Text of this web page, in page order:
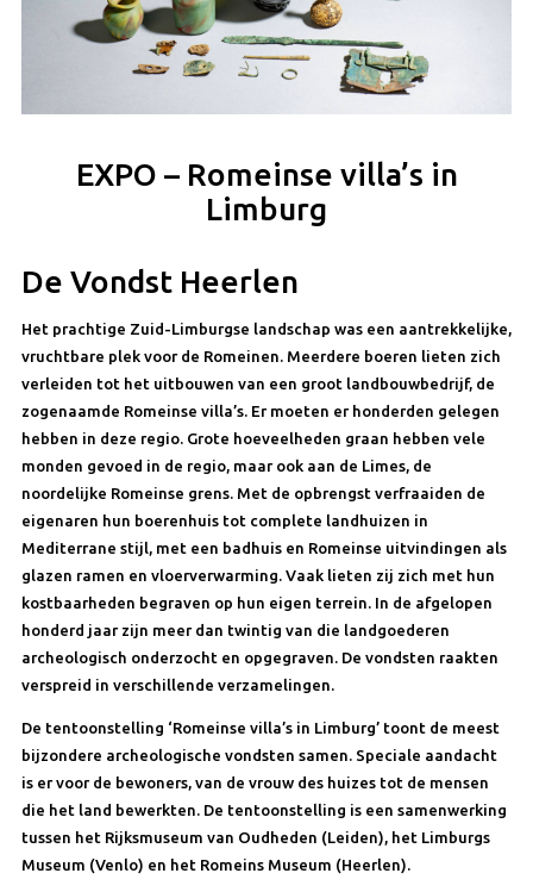
EXPO – Romeinse villa’s in
Limburg
De Vondst Heerlen
Het prachtige Zuid-Limburgse landschap was een aantrekkelijke,
vruchtbare plek voor de Romeinen. Meerdere boeren lieten zich
verleiden tot het uitbouwen van een groot landbouwbedrijf, de
zogenaamde Romeinse villa’s. Er moeten er honderden gelegen
hebben in deze regio. Grote hoeveelheden graan hebben vele
monden gevoed in de regio, maar ook aan de Limes, de
noordelijke Romeinse grens. Met de opbrengst verfraaiden de
eigenaren hun boerenhuis tot complete landhuizen in
Mediterrane stijl, met een badhuis en Romeinse uitvindingen als
glazen ramen en vloerverwarming. Vaak lieten zij zich met hun
kostbaarheden begraven op hun eigen terrein. In de afgelopen
honderd jaar zijn meer dan twintig van die landgoederen
archeologisch onderzocht en opgegraven. De vondsten raakten
verspreid in verschillende verzamelingen.
De tentoonstelling ‘Romeinse villa’s in Limburg’ toont de meest
bijzondere archeologische vondsten samen. Speciale aandacht
is er voor de bewoners, van de vrouw des huizes tot de mensen
die het land bewerkten. De tentoonstelling is een samenwerking
tussen het Rijksmuseum van Oudheden (Leiden), het Limburgs
Museum (Venlo) en het Romeins Museum (Heerlen).